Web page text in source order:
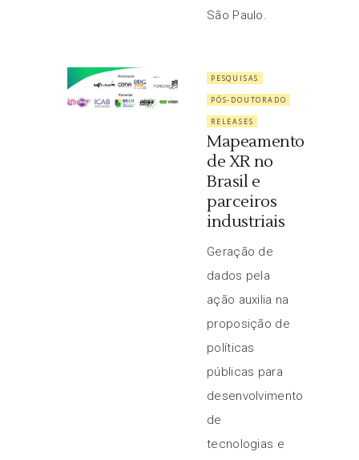
São Paulo.
PESQUISAS
PÓS-DOUTORADO
RELEASES
Mapeamento
de XR no
Brasil e
parceiros
industriais
Geração de
dados pela
ação auxilia na
proposição de
políticas
públicas para
desenvolvimento
de
tecnologias e